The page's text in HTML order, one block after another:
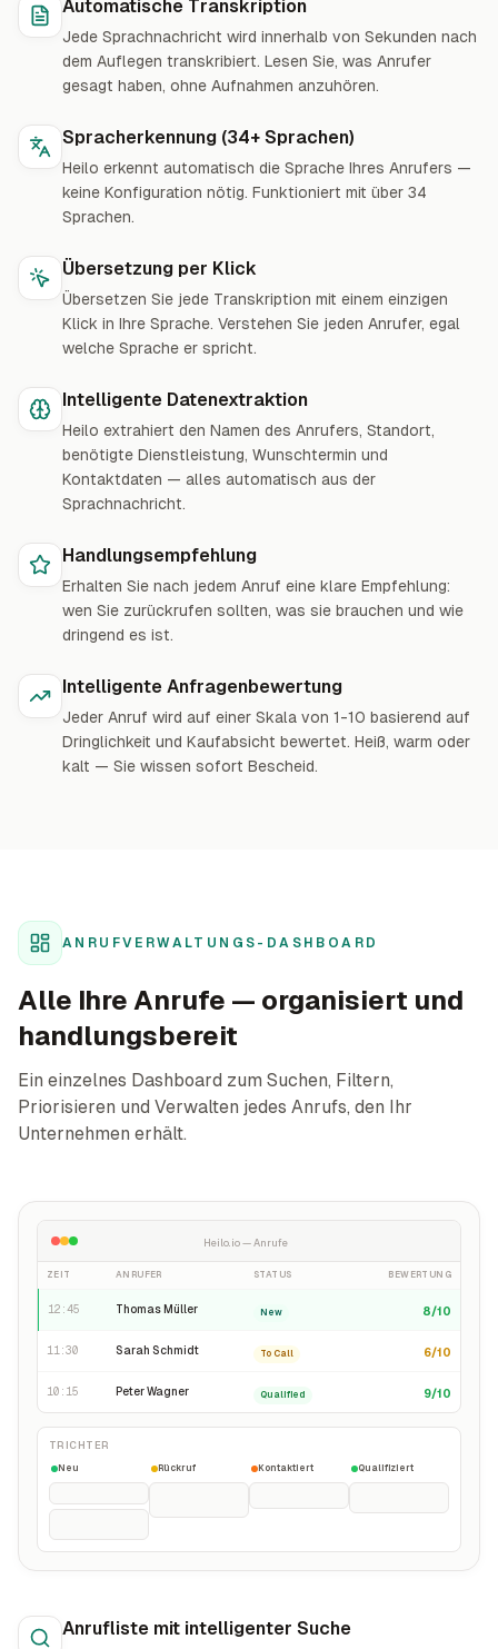
Automatische Transkription
Jede Sprachnachricht wird innerhalb von Sekunden nach
dem Auflegen transkribiert. Lesen Sie, was Anrufer
gesagt haben, ohne Aufnahmen anzuhören.
Spracherkennung (34+ Sprachen)
Heilo erkennt automatisch die Sprache Ihres Anrufers —
keine Konfiguration nötig. Funktioniert mit über 34
Sprachen.
Übersetzung per Klick
Übersetzen Sie jede Transkription mit einem einzigen
Klick in Ihre Sprache. Verstehen Sie jeden Anrufer, egal
welche Sprache er spricht.
Intelligente Datenextraktion
Heilo extrahiert den Namen des Anrufers, Standort,
benötigte Dienstleistung, Wunschtermin und
Kontaktdaten — alles automatisch aus der
Sprachnachricht.
Handlungsempfehlung
Erhalten Sie nach jedem Anruf eine klare Empfehlung:
wen Sie zurückrufen sollten, was sie brauchen und wie
dringend es ist.
Intelligente Anfragenbewertung
Jeder Anruf wird auf einer Skala von 1-10 basierend auf
Dringlichkeit und Kaufabsicht bewertet. Heiß, warm oder
kalt — Sie wissen sofort Bescheid.
ANRUFVERWALTUNGS-DASHBOARD
Alle Ihre Anrufe — organisiert und
handlungsbereit
Ein einzelnes Dashboard zum Suchen, Filtern,
Priorisieren und Verwalten jedes Anrufs, den Ihr
Unternehmen erhält.
Heilo.io — Anrufe
ZEIT ANRUFER STATUS BEWERTUNG
12:45 Thomas Müller New 8/10
11:30 Sarah Schmidt To Call 6/10
10:15 Peter Wagner Qualified 9/10
TRICHTER
Neu Rückruf Kontaktiert Qualifiziert
Anrufliste mit intelligenter Suche